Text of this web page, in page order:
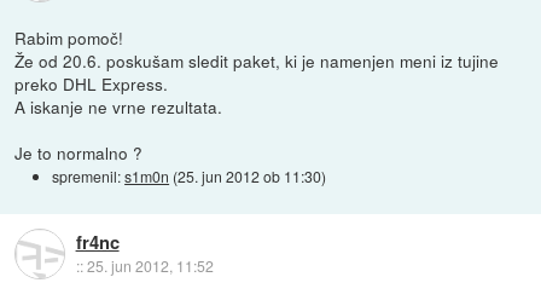
Rabim pomoč!
Že od 20.6. poskušam sledit paket, ki je namenjen meni iz tujine
preko DHL Express.
A iskanje ne vrne rezultata.
Je to normalno ?
spremenil:s1m0n (25. jun 2012 ob 11:30)
fr4nc
::25. jun 2012, 11:52